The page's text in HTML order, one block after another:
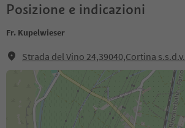
Posizione e indicazioni
Fr. Kupelwieser
Strada del Vino 24,39040,Cortina s.s.d.v.